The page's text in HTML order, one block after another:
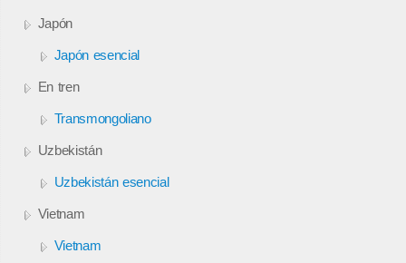
Japón
Japón esencial
En tren
Transmongoliano
Uzbekistán
Uzbekistán esencial
Vietnam
Vietnam